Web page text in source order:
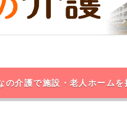
の介護で施設・老人ホームを